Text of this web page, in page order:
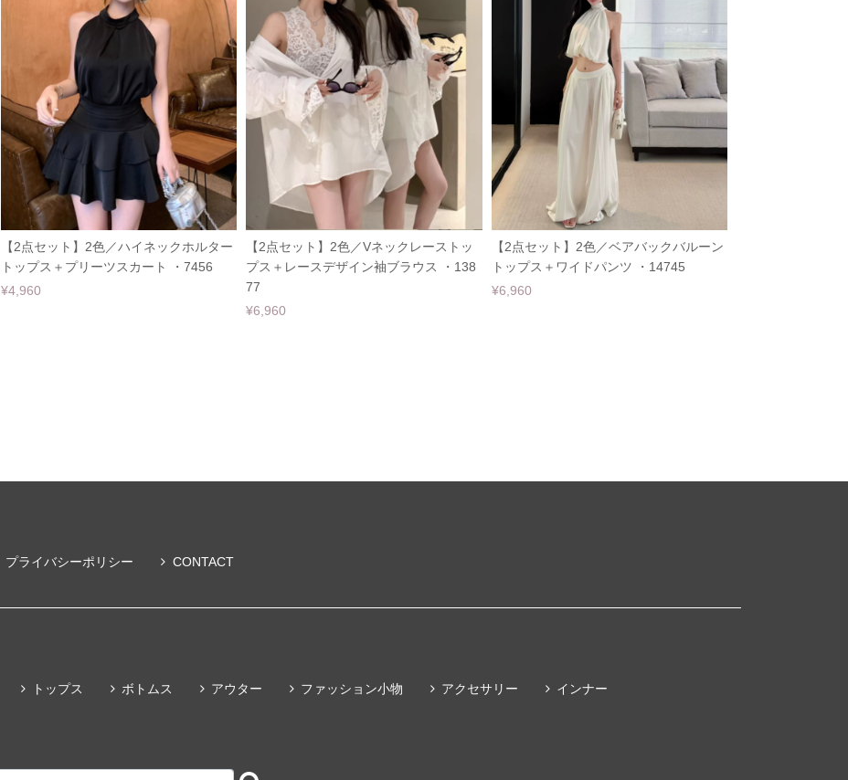
【2点セット】2色／ハイネックホルター
トップス＋プリーツスカート ・7456
¥4,960
【2点セット】2色／Vネックレーストッ
プス＋レースデザイン袖ブラウス ・138
77
¥6,960
【2点セット】2色／ベアバックバルーン
トップス＋ワイドパンツ ・14745
¥6,960
プライバシーポリシー CONTACT
トップス ボトムス アウター ファッション小物 アクセサリー
インナー